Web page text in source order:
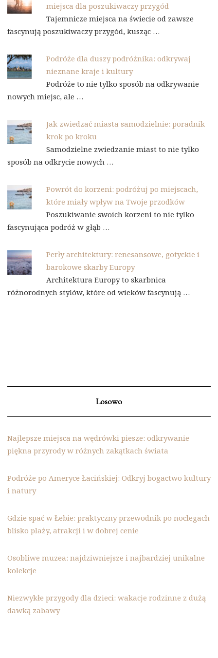
miejsca dla poszukiwaczy przygód
Tajemnicze miejsca na świecie od zawsze
fascynują poszukiwaczy przygód, kusząc …
Podróże dla duszy podróżnika: odkrywaj
nieznane kraje i kultury
Podróże to nie tylko sposób na odkrywanie
nowych miejsc, ale …
Jak zwiedzać miasta samodzielnie: poradnik
krok po kroku
Samodzielne zwiedzanie miast to nie tylko
sposób na odkrycie nowych …
Powrót do korzeni: podróżuj po miejscach,
które miały wpływ na Twoje przodków
Poszukiwanie swoich korzeni to nie tylko
fascynująca podróż w głąb …
Perły architektury: renesansowe, gotyckie i
barokowe skarby Europy
Architektura Europy to skarbnica
różnorodnych stylów, które od wieków fascynują …
Losowo
Najlepsze miejsca na wędrówki piesze: odkrywanie
piękna przyrody w różnych zakątkach świata
Podróże po Ameryce Łacińskiej: Odkryj bogactwo kultury
i natury
Gdzie spać w Łebie: praktyczny przewodnik po noclegach
blisko plaży, atrakcji i w dobrej cenie
Osobliwe muzea: najdziwniejsze i najbardziej unikalne
kolekcje
Niezwykłe przygody dla dzieci: wakacje rodzinne z dużą
dawką zabawy